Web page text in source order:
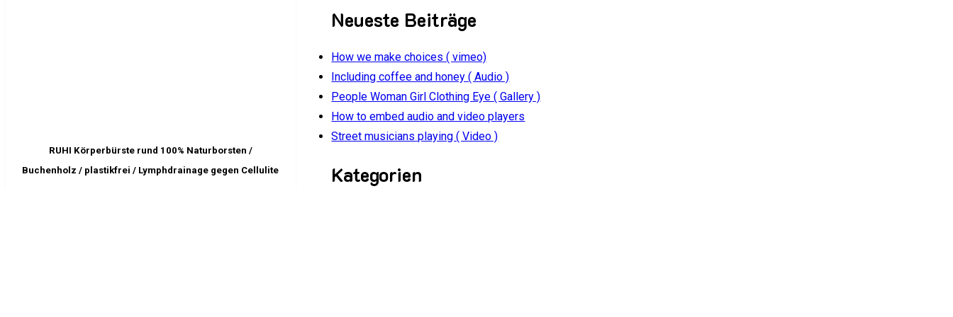
RUHI Körperbürste rund 100% Naturborsten /
Buchenholz / plastikfrei / Lymphdrainage gegen Cellulite
Neueste Beiträge
How we make choices ( vimeo)
Including coffee and honey ( Audio )
People Woman Girl Clothing Eye ( Gallery )
How to embed audio and video players
Street musicians playing ( Video )
Kategorien